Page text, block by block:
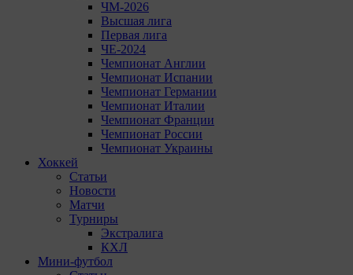
ЧМ-2026
Высшая лига
Первая лига
ЧЕ-2024
Чемпионат Англии
Чемпионат Испании
Чемпионат Германии
Чемпионат Италии
Чемпионат Франции
Чемпионат России
Чемпионат Украины
Хоккей
Статьи
Новости
Матчи
Турниры
Экстралига
КХЛ
Мини-футбол